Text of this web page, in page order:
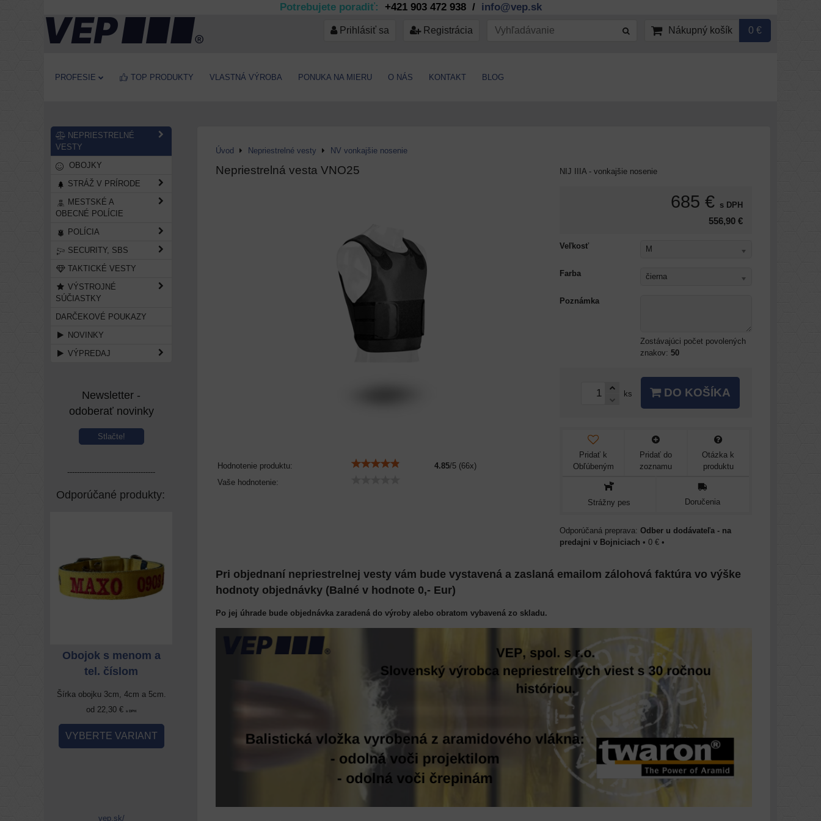
Potrebujete poradiť: +421 903 472 938 / info@vep.sk
Prihlásiť sa Registrácia Nákupný košík 0 €
PROFESIE TOP PRODUKTY VLASTNÁ VÝROBA PONUKA NA MIERU O NÁS KONTAKT BLOG
Úvod Nepriestrelné vesty NV vonkajšie nosenie
Nepriestrelná vesta VNO25
Hodnotenie produktu: 4.85/5 (66x)
Vaše hodnotenie:
NIJ IIIA - vonkajšie nosenie
685 € s DPH
556,90 €
Veľkosť M
Farba čierna
Poznámka
Zostávajúci počet povolených
znakov: 50
ks DO KOŠÍKA
Pridať k
Obľúbeným
Pridať do
zoznamu
Otázka k
produktu
Strážny pes Doručenia
Odber u dodávateľa - na
predajni v Bojniciach • 0 € •
Pri objednaní nepriestrelnej vesty vám bude vystavená a zaslaná emailom zálohová faktúra vo výške
hodnoty objednávky (Balné v hodnote 0,- Eur)
Po jej úhrade bude objednávka zaradená do výroby alebo obratom vybavená zo skladu.
NEPRIESTRELNÉ
VESTY
OBOJKY
STRÁŽ V PRÍRODE
MESTSKÉ A
OBECNÉ POLÍCIE
POLÍCIA
SECURITY, SBS
TAKTICKÉ VESTY
VÝSTROJNÉ
SÚČIASTKY
DARČEKOVÉ POUKAZY
NOVINKY
VÝPREDAJ
Newsletter -
odoberať novinky
Stlačte!
------------------------------------
Odporúčané produkty:
Obojok s menom a
tel. číslom
Šírka obojku 3cm, 4cm a 5cm.
od 22,30 €
s DPH
VYBERTE VARIANT
Obojok s menom a
VYBERTE VARIANT
vep.sk/